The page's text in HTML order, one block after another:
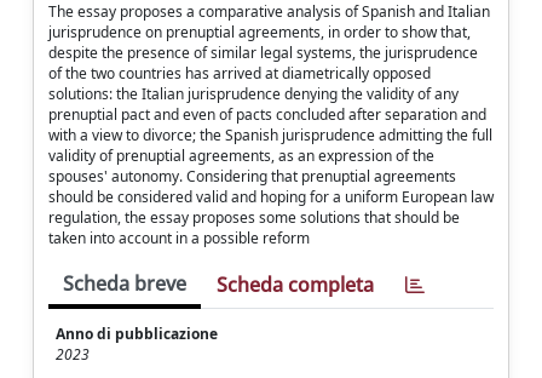
The essay proposes a comparative analysis of Spanish and Italian
jurisprudence on prenuptial agreements, in order to show that,
despite the presence of similar legal systems, the jurisprudence
of the two countries has arrived at diametrically opposed
solutions: the Italian jurisprudence denying the validity of any
prenuptial pact and even of pacts concluded after separation and
with a view to divorce; the Spanish jurisprudence admitting the full
validity of prenuptial agreements, as an expression of the
spouses' autonomy. Considering that prenuptial agreements
should be considered valid and hoping for a uniform European law
regulation, the essay proposes some solutions that should be
taken into account in a possible reform
Scheda breve Scheda completa
Anno di pubblicazione
2023